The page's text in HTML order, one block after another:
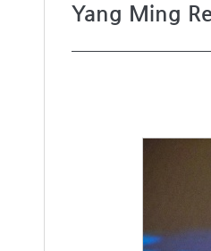
Yang Ming